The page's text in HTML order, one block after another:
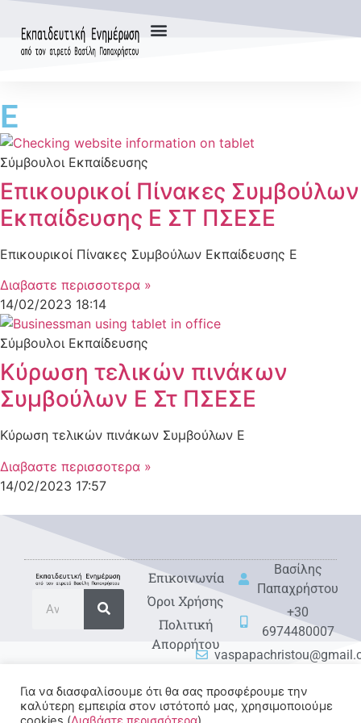
Ε
Σύμβουλοι Εκπαίδευσης
Επικουρικοί Πίνακες Συμβούλων
Εκπαίδευσης Ε ΣΤ ΠΣΕΣΕ
Επικουρικοί Πίνακες Συμβούλων Εκπαίδευσης Ε
Διαβαστε περισσοτερα »
14/02/2023 18:14
Σύμβουλοι Εκπαίδευσης
Κύρωση τελικών πινάκων
Συμβούλων Ε Στ ΠΣΕΣΕ
Κύρωση τελικών πινάκων Συμβούλων Ε
Διαβαστε περισσοτερα »
14/02/2023 17:57
Eπικοινωνία
Όροι Χρήσης
Πολιτική
Απορρήτου
Βασίλης
Παπαχρήστου
+30
6974480007
Για να διασφαλίσουμε ότι θα σας προσφέρουμε την
καλύτερη εμπειρία στον ιστότοπό μας, χρησιμοποιούμε